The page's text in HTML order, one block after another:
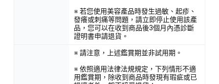
※ 若您使用美容產品時發生過敏、起疹、
發癢或刺痛等問題，請立即停止使用該產
品，您可以在收到商品後3個月內憑診斷
證明書申請退貨。
※ 請注意，上述鑑賞期並非試用期。
※ 依照適用法律法規規定，下列情形不適
用鑑賞期，除收到商品時發現有瑕疵或已